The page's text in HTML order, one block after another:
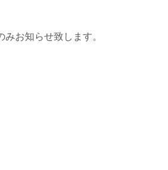
お知らせ致します。